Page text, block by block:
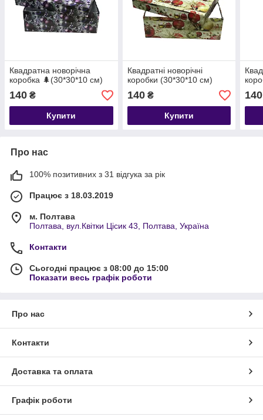
Квадратна новорічна
коробка 🌲(30*30*10 см)
140 ₴
Купити
Квадратні новорічні
коробки (30*30*10 см)
140₴
Купити
140
Про нас
100% позитивних з 31 відгука за рік
Працює з 18.03.2019
м. Полтава
Полтава, вул.Квітки Цісик 43, Полтава, Україна
Контакти
Сьогодні працює з 08:00 до 15:00
Показати весь графік роботи
Про нас
Контакти
Доставка та оплата
Графік роботи